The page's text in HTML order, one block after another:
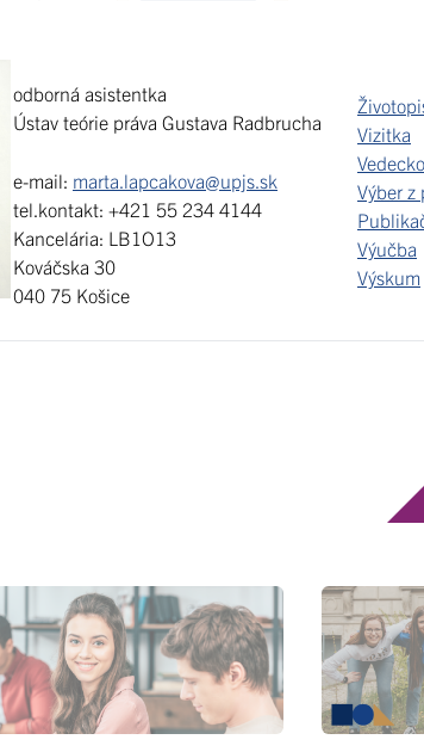
odborná asistentka
Ústav teórie práva Gustava Radbrucha
e-mail: marta.lapcakova@upjs.sk
tel.kontakt: +421 55 234 4144
Kancelária: LB1O13
Kováčska 30
040 75 Košice
Vizitka
Výber
Výučba
Výskum